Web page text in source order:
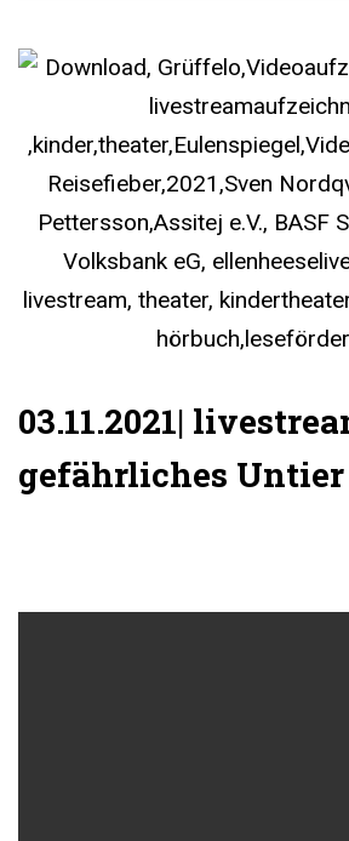
03.11.2021|
gefährliches Untier